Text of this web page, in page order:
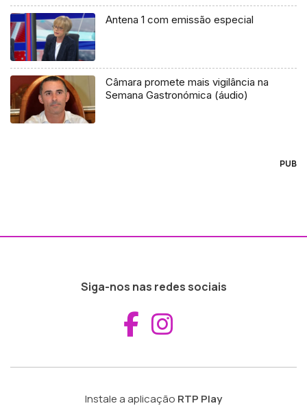
Antena 1 com emissão especial
Câmara promete mais vigilância na
Semana Gastronómica (áudio)
PUB
Siga-nos nas redes sociais
Aceder ao
Instale a aplicação RTP Play